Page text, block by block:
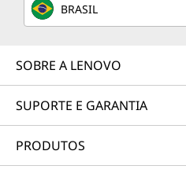
BRASIL
SOBRE A LENOVO
SUPORTE E GARANTIA
PRODUTOS